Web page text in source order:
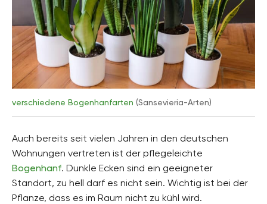
verschiedene Bogenhanfarten (Sansevieria-Arten)
Auch bereits seit vielen Jahren in den deutschen
Wohnungen vertreten ist der pflegeleichte
Bogenhanf. Dunkle Ecken sind ein geeigneter
Standort, zu hell darf es nicht sein. Wichtig ist bei der
Pflanze, dass es im Raum nicht zu kühl wird.